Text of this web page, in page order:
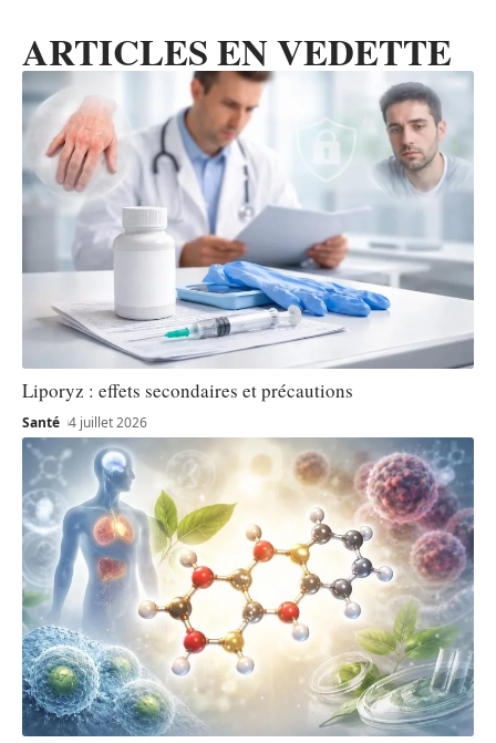
ARTICLES EN VEDETTE
Liporyz : effets secondaires et précautions
Santé 4 juillet 2026